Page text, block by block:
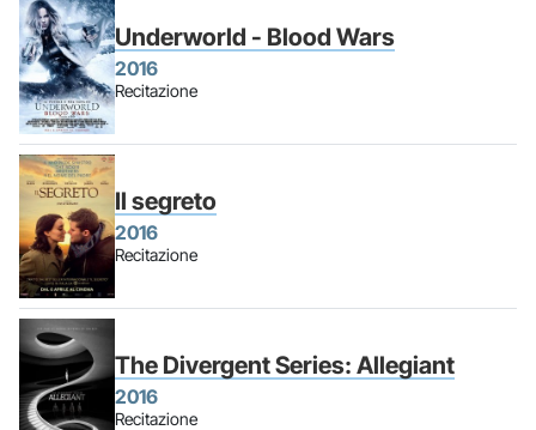
Underworld - Blood Wars
2016
Recitazione
Il segreto
2016
Recitazione
The Divergent Series: Allegiant
2016
Recitazione